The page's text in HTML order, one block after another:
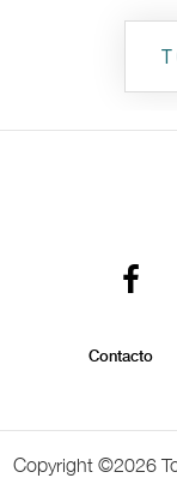
Contacto
Copyright ©2026